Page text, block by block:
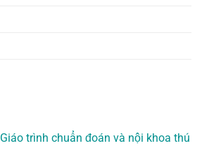
Giáo trình chuẩn đoán và nội khoa thú